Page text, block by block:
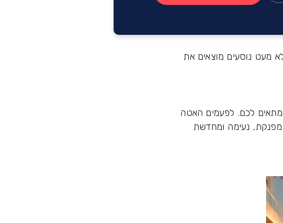
מעט נוסעים מוצאים את
לכם. לפעמים האטה
מפנקת, נעימה ומחדשת